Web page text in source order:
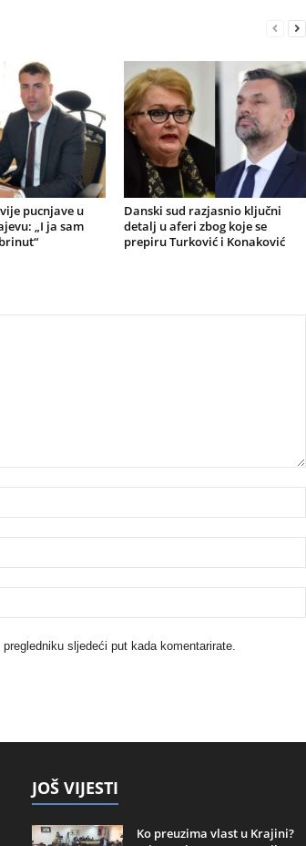
pucnjave u
„I ja sam
Danski sud razjasnio ključni
detalj u aferi zbog koje se
prepiru Turković i Konaković
sljedeći put kada komentarirate.
JOŠ VIJESTI
Ko preuzima vlast u Krajini?